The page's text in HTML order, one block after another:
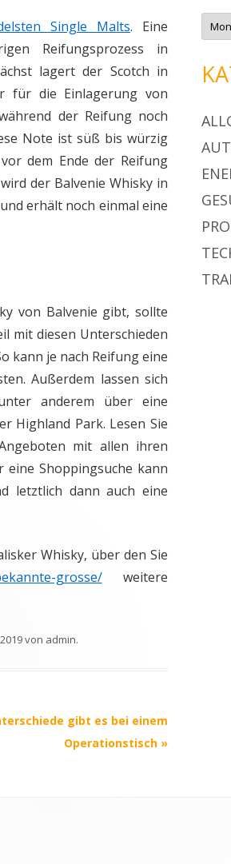
Single Malts. Eine
Reifungsprozess in
lagert der Scotch in
für die Einlagerung von
der Reifung noch
Note ist süß bis würzig
dem Ende der Reifung
der Balvenie Whisky in
erhält noch einmal eine
von Balvenie gibt, sollte
mit diesen Unterschieden
kann je nach Reifung eine
Außerdem lassen sich
anderem über eine
Highland Park. Lesen Sie
mit allen ihren
Shoppingsuche kann
letztlich dann auch eine
Whisky, über den Sie
grosse/weitere
von admin.
gibt es bei einem
Operationstisch »
A
c
v